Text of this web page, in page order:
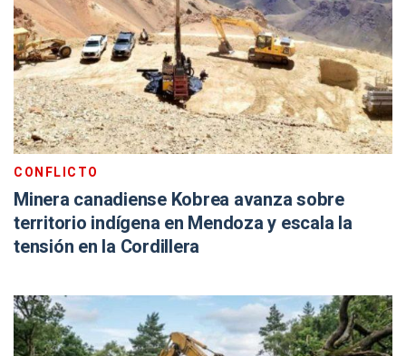
CONFLICTO
Minera canadiense Kobrea avanza sobre
territorio indígena en Mendoza y escala la
tensión en la Cordillera